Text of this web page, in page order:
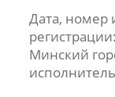
Дата, номер
Минский